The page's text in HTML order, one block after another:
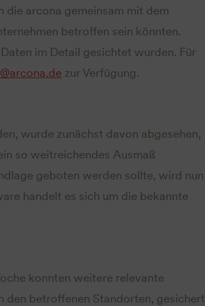
die arcona gemeinsam mit dem
betroffen sein könnten.
im Detail gesichtet wurden. Für
zur Verfügung.
wurde zunächst davon abgesehen,
so weitreichendes Ausmaß
geboten werden sollte, wird nun
handelt es sich um die bekannte
konnten weitere relevante
den betroffenen Standorten, gesichert